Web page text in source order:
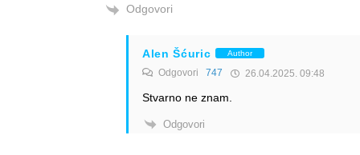
Odgovori
Alen Šćuric Author
Odgovori 747 26.04.2025. 09:48
Stvarno ne znam.
Odgovori